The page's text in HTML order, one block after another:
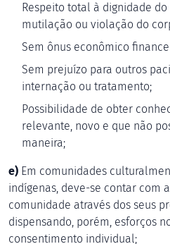
Respeito total à dignidade
mutilação ou violação do
Sem ônus econômico
Sem prejuízo para outros
internação ou tratamento;
Possibilidade de obter
relevante, novo e que não
maneira;
e) Em comunidades
indígenas, deve-se contar com
comunidade através dos seus
dispensando, porém, esforços
consentimento individual;